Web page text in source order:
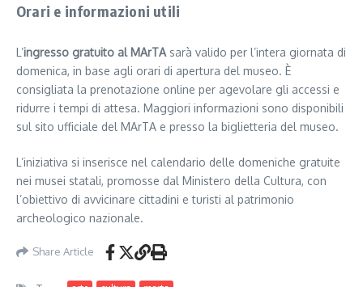
Orari e informazioni utili
L’ingresso gratuito al MArTA sarà valido per l’intera giornata di
domenica, in base agli orari di apertura del museo. È
consigliata la prenotazione online per agevolare gli accessi e
ridurre i tempi di attesa. Maggiori informazioni sono disponibili
sul sito ufficiale del MArTA e presso la biglietteria del museo.
L’iniziativa si inserisce nel calendario delle domeniche gratuite
nei musei statali, promosse dal Ministero della Cultura, con
l’obiettivo di avvicinare cittadini e turisti al patrimonio
archeologico nazionale.
Share Article